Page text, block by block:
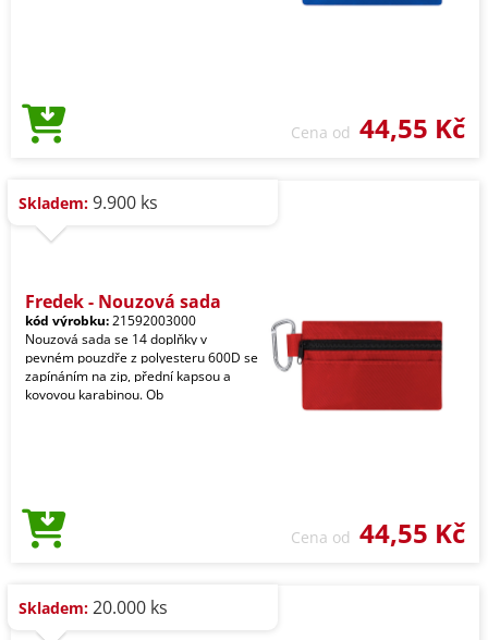
Cena od 44,55 Kč
Skladem: 9.900 ks
Fredek - Nouzová sada
kód výrobku:21592003000
Nouzová sada se 14 doplňky v
pevném pouzdře z polyesteru 600D se
zapínáním na zip, přední kapsou a
kovovou karabinou. Ob
Cena od 44,55 Kč
Skladem: 20.000 ks